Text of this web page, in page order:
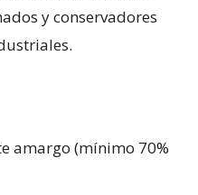
y conservadores
amargo (mínimo 70%